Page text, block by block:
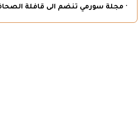
· مجلة سورمي تنضم الى قافلة